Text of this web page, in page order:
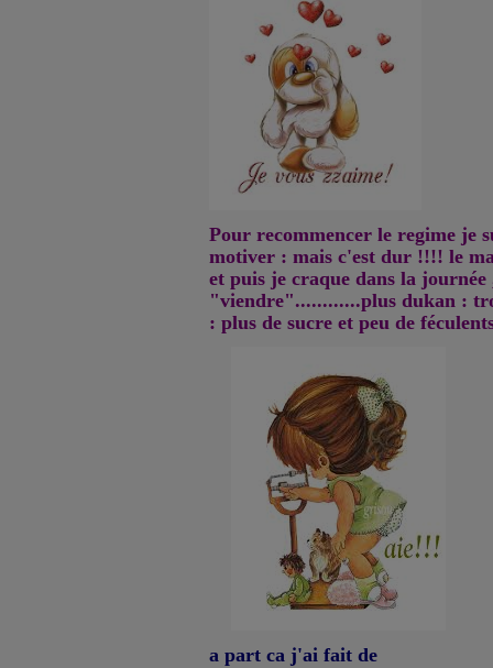
Pour recommencer le regime je
motiver : mais c'est dur !!!! le
et puis je craque dans la journée
"viendre"............plus dukan :
: plus de sucre et peu de
a part ca j'ai fait de